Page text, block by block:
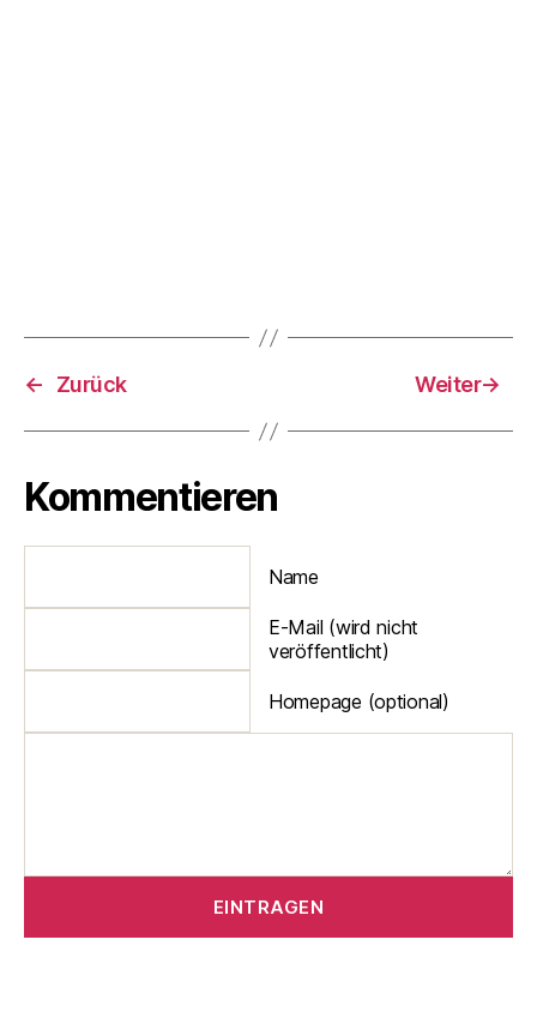
← Zurück Weiter→
Kommentieren
Name
E-Mail (wird nicht
veröffentlicht)
Homepage (optional)